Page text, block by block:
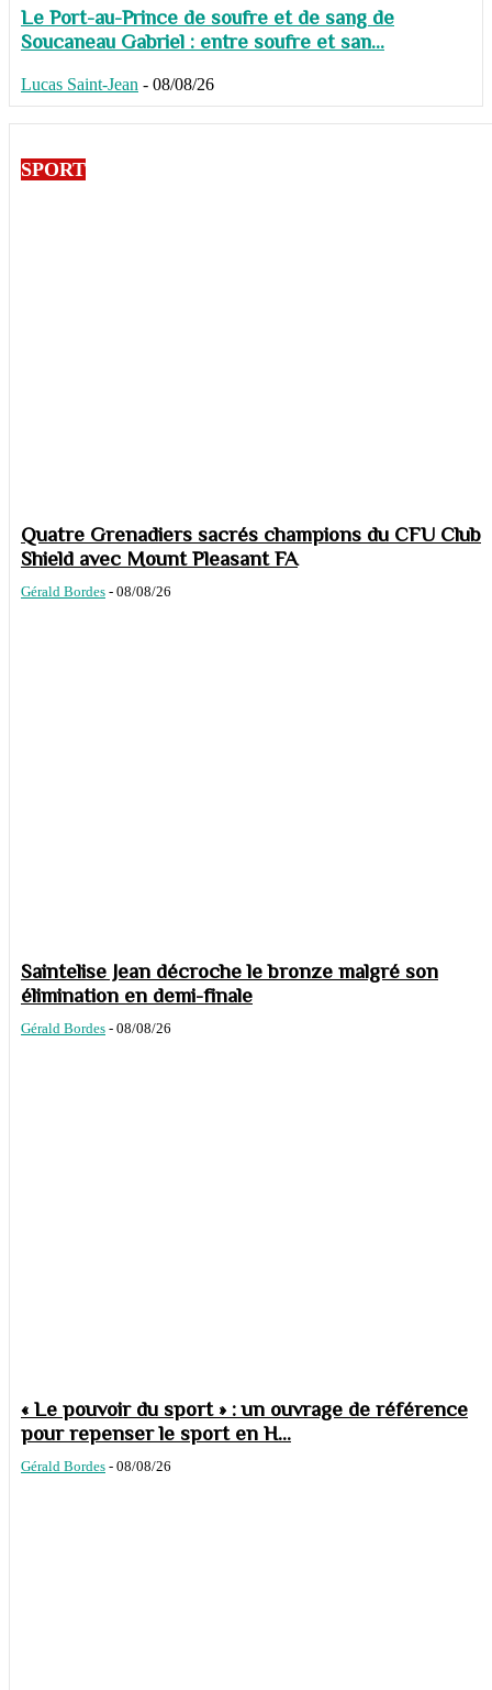
Le Port-au-Prince de soufre et de sang de
Soucaneau Gabriel : entre soufre et san...
Lucas Saint-Jean - 08/08/26
SPORT
Quatre Grenadiers sacrés champions du CFU Club
Shield avec Mount Pleasant FA
Gérald Bordes - 08/08/26
Saintelise Jean décroche le bronze malgré son
élimination en demi-finale
Gérald Bordes - 08/08/26
« Le pouvoir du sport » : un ouvrage de référence
pour repenser le sport en H...
Gérald Bordes - 08/08/26